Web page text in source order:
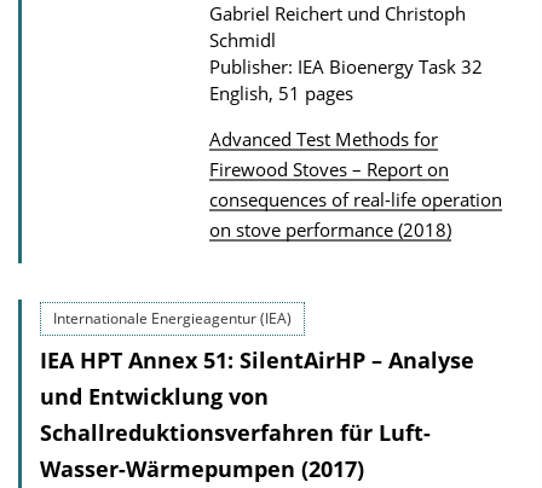
Gabriel Reichert und Christoph
Schmidl
Publisher: IEA Bioenergy Task 32
English, 51 pages
P
u
b
i
c
a
t
i
o
Advanced Test Methods for
Firewood Stoves – Report on
consequences of real-life operation
on stove performance (2018)
Internationale Energieagentur (IEA)
IEA HPT Annex 51: SilentAirHP – Analyse
und Entwicklung von
Schallreduktionsverfahren für Luft-
Wasser-Wärmepumpen (2017)